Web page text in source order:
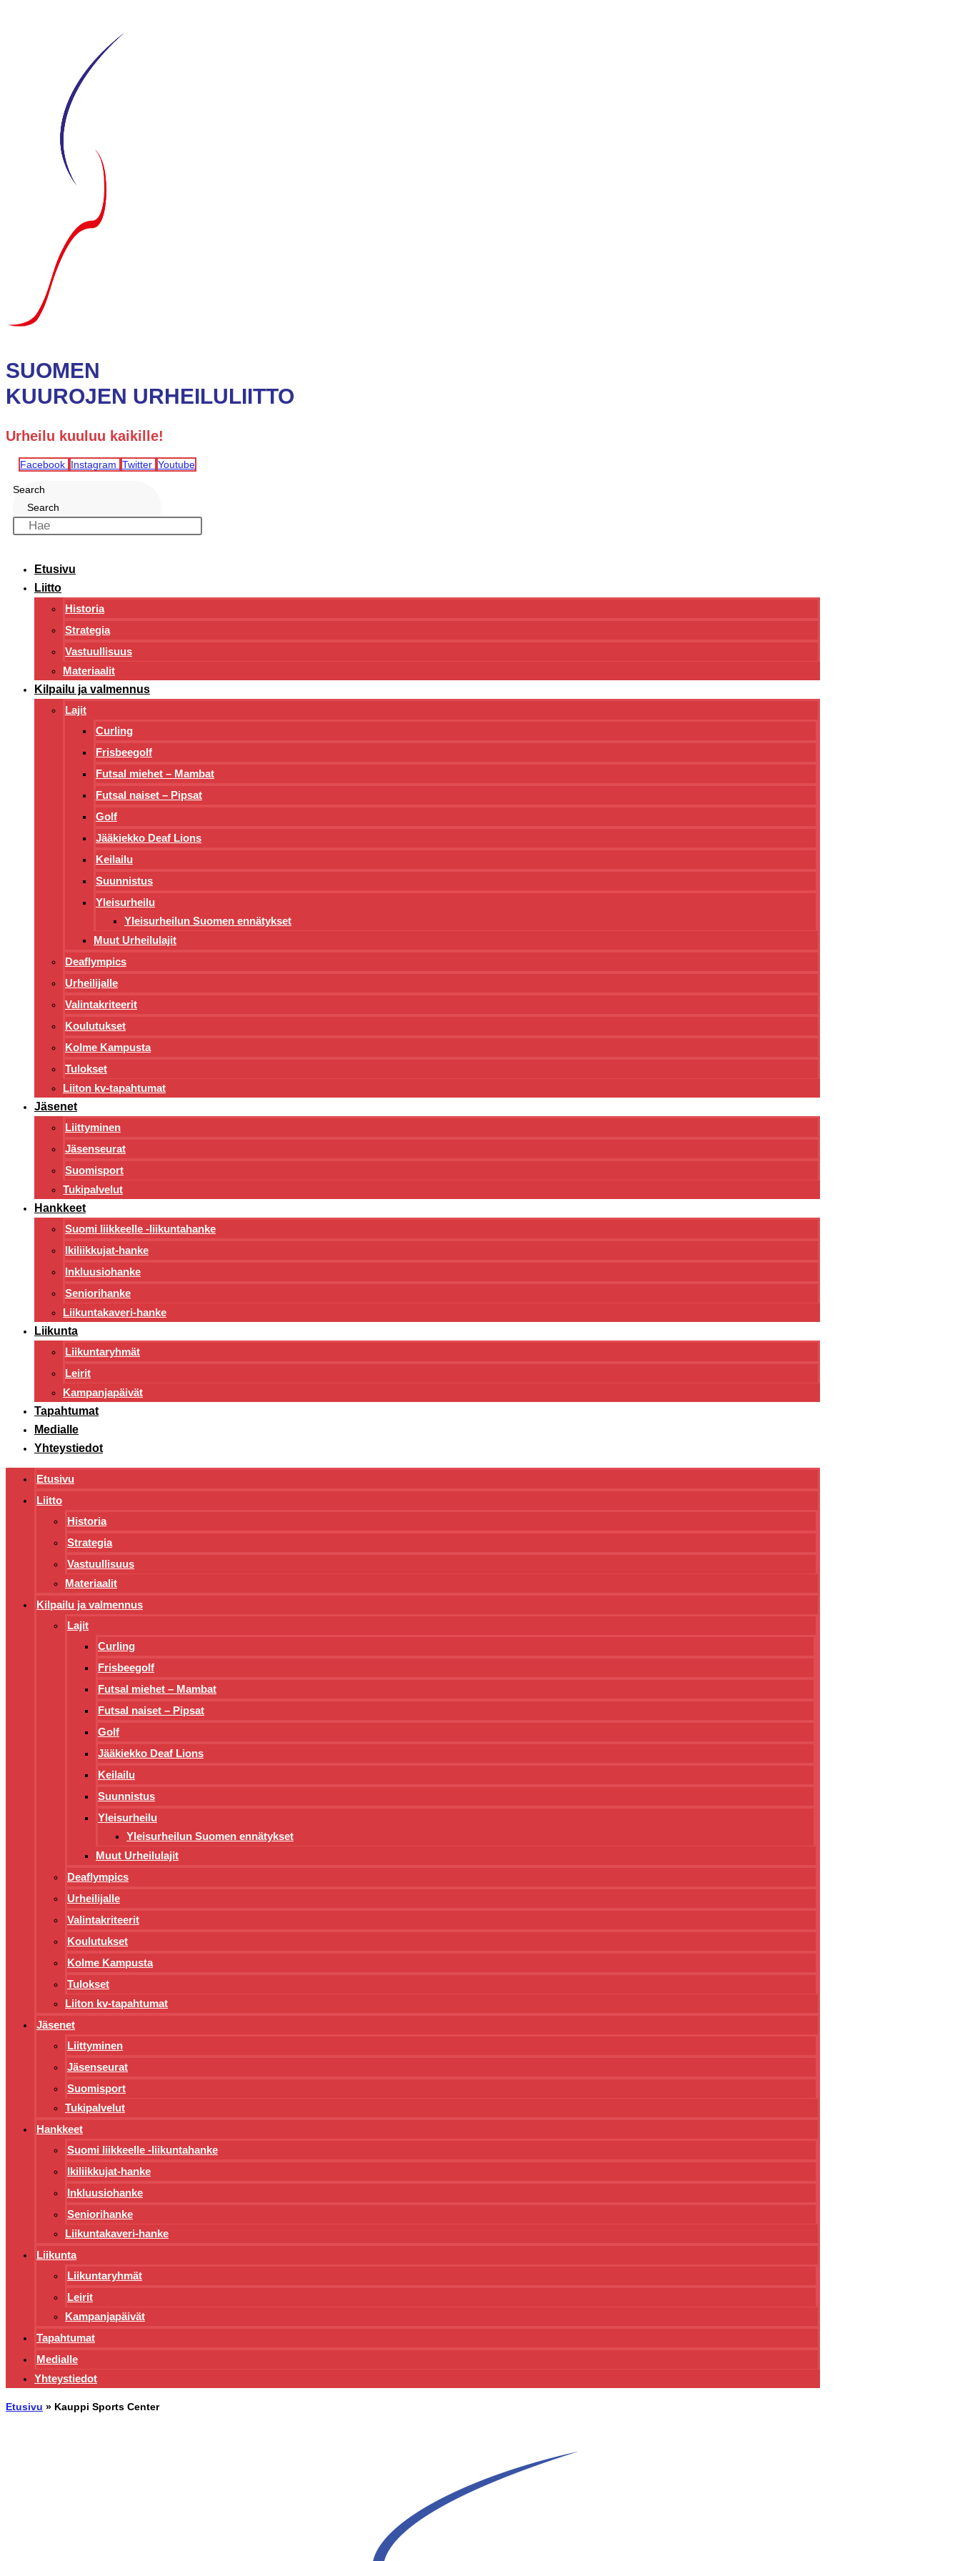
SUOMEN
KUUROJEN URHEILULIITTO
Urheilu kuuluu kaikille!
Facebook Instagram Twitter Youtube
Search
Search
Etusivu
Liitto
Historia
Strategia
Vastuullisuus
Materiaalit
Kilpailu ja valmennus
Lajit
Curling
Frisbeegolf
Futsal miehet – Mambat
Futsal naiset – Pipsat
Golf
Jääkiekko Deaf Lions
Keilailu
Suunnistus
Yleisurheilu
Yleisurheilun Suomen ennätykset
Muut Urheilulajit
Deaflympics
Urheilijalle
Valintakriteerit
Koulutukset
Kolme Kampusta
Tulokset
Liiton kv-tapahtumat
Jäsenet
Liittyminen
Jäsenseurat
Suomisport
Tukipalvelut
Hankkeet
Suomi liikkeelle -liikuntahanke
Ikiliikkujat-hanke
Inkluusiohanke
Seniorihanke
Liikuntakaveri-hanke
Liikunta
Liikuntaryhmät
Leirit
Kampanjapäivät
Tapahtumat
Medialle
Yhteystiedot
Etusivu
Liitto
Historia
Strategia
Vastuullisuus
Materiaalit
Kilpailu ja valmennus
Lajit
Curling
Frisbeegolf
Futsal miehet – Mambat
Futsal naiset – Pipsat
Golf
Jääkiekko Deaf Lions
Keilailu
Suunnistus
Yleisurheilu
Yleisurheilun Suomen ennätykset
Muut Urheilulajit
Deaflympics
Urheilijalle
Valintakriteerit
Koulutukset
Kolme Kampusta
Tulokset
Liiton kv-tapahtumat
Jäsenet
Liittyminen
Jäsenseurat
Suomisport
Tukipalvelut
Hankkeet
Suomi liikkeelle -liikuntahanke
Ikiliikkujat-hanke
Inkluusiohanke
Seniorihanke
Liikuntakaveri-hanke
Liikunta
Liikuntaryhmät
Leirit
Kampanjapäivät
Tapahtumat
Medialle
Yhteystiedot
Etusivu » Kauppi Sports Center